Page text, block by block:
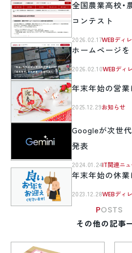
全国農業高校・
コンテスト
2026.02.17WEBディ
ホームページ
2026.02.10WEBディ
年末年始の営業
2025.12.29お知らせ
Googleが次世代
発表
2024.01.24IT関連ニュ
年末年始の休業
2023.12.28WEBディ
POSTS
その他の記事